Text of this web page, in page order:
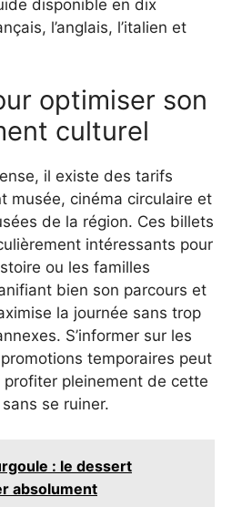
disponible en dix
l’anglais, l’italien et
optimiser son
culturel
il existe des tarifs
musée, cinéma circulaire et
de la région. Ces billets
intéressants pour
ou les familles
bien son parcours et
la journée sans trop
S’informer sur les
temporaires peut
pleinement de cette
se ruiner.
: le dessert
absolument